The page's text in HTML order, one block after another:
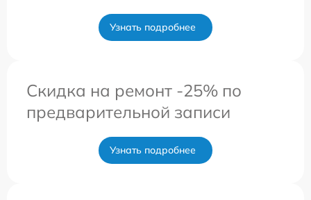
Узнать подробнее
Скидка на ремонт -25% по
предварительной записи
Узнать подробнее